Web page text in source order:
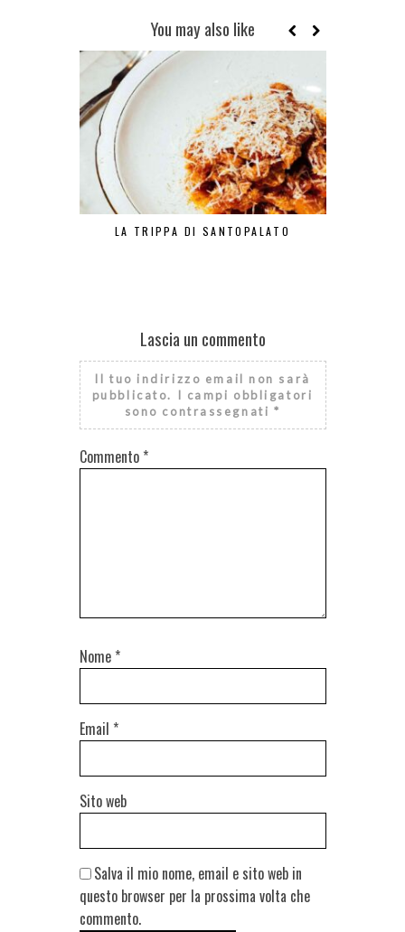
You may also like
LA TRIPPA DI SANTOPALATO
Lascia un commento
Il tuo indirizzo email non sarà
pubblicato.
I campi obbligatori
sono contrassegnati *
Commento *
Nome *
Email *
Sito web
Salva il mio nome, email e sito web in
questo browser per la prossima volta che
commento.